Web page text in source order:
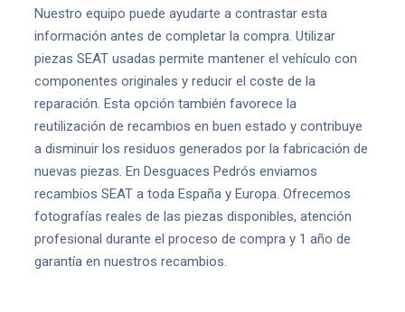
Nuestro equipo puede ayudarte a contrastar esta
información antes de completar la compra. Utilizar
piezas SEAT usadas permite mantener el vehículo con
componentes originales y reducir el coste de la
reparación. Esta opción también favorece la
reutilización de recambios en buen estado y contribuye
a disminuir los residuos generados por la fabricación de
nuevas piezas. En Desguaces Pedrós enviamos
recambios SEAT a toda España y Europa. Ofrecemos
fotografías reales de las piezas disponibles, atención
profesional durante el proceso de compra y 1 año de
garantía en nuestros recambios.